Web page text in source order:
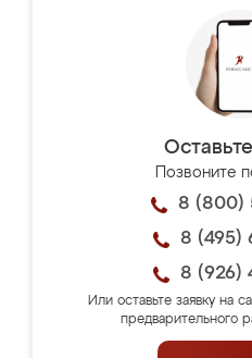
Позвоните
8 (800)
8 (495)
8 (926)
Или оставьте заявку на
предварительного